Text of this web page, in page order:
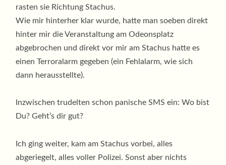
rasten sie Richtung Stachus.
Wie mir hinterher klar wurde, hatte man soeben direkt
hinter mir die Veranstaltung am Odeonsplatz
abgebrochen und direkt vor mir am Stachus hatte es
einen Terroralarm gegeben (ein Fehlalarm, wie sich
dann herausstellte).
Inzwischen trudelten schon panische SMS ein: Wo bist
Du? Geht’s dir gut?
Ich ging weiter, kam am Stachus vorbei, alles
abgeriegelt, alles voller Polizei. Sonst aber nichts